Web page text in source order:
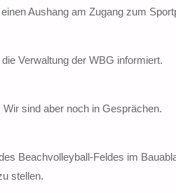
Aushang am Zugang zum
Verwaltung der WBG informiert.
sind aber noch in Gesprächen.
Beachvolleyball-Feldes im
stellen.